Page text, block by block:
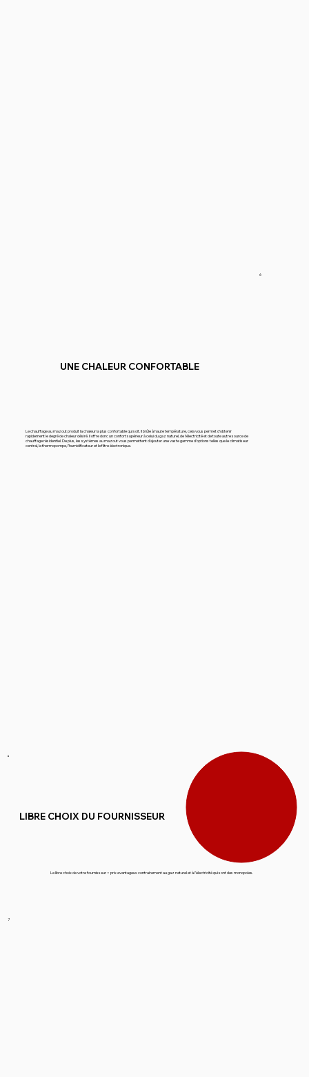
Le chauffage au mazout produit la chaleur la plus confortable qui soit. Il brûle à haute température, cela vous permet d’obtenir
rapidement le degré de chaleur désiré. Il offre donc un confort supérieur à celui du gaz naturel, de l’électricité et de toute autre source de
chauffage résidentiel. De plus, les systèmes au mazout vous permettent d’ajouter une vaste gamme d’options telles que le climatiseur
central, la thermopompe, l’humidificateur et le filtre électronique.
UNE CHALEUR CONFORTABLE
6
7
LIBRE CHOIX DU FOURNISSEUR
Le libre choix de votre fournisseur = prix avantageux contrairement au gaz naturel et à l’électricité qui sont des monopoles.